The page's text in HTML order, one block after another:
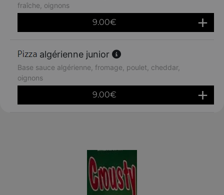
fraîche, oignons
9.00€
algérienne junior
Base sauce algérienne, fromage, poulet, cheddar,
oignons
9.00€